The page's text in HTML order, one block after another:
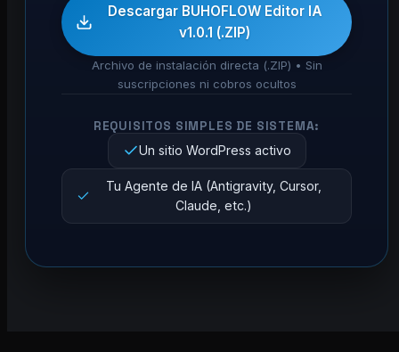
Descargar BUHOFLOW Editor IA
v1.0.1 (.ZIP)
Archivo de instalación directa (.ZIP) • Sin
suscripciones ni cobros ocultos
REQUISITOS SIMPLES DE SISTEMA:
Un sitio WordPress activo
Tu Agente de IA (Antigravity, Cursor,
Claude, etc.)